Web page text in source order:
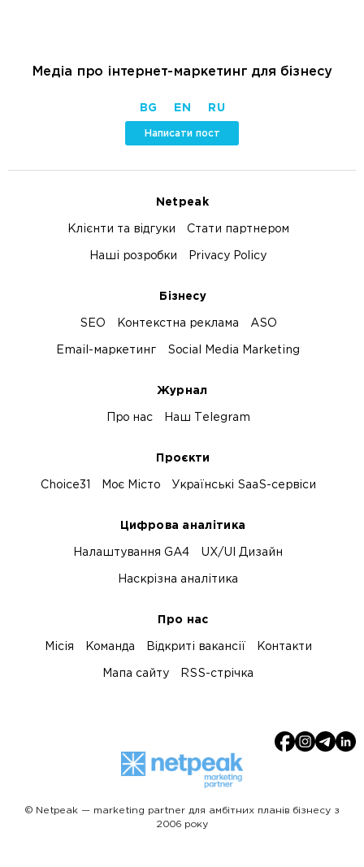
Медіа про інтернет-маркетинг для бізнесу
BG EN RU
Написати пост
Netpeak
Клієнти та відгуки Стати партнером
Наші розробки Privacy Policy
Бізнесу
SEO Контекстна реклама ASO
Email-маркетинг Social Media Marketing
Журнал
Про нас Наш Telegram
Проєкти
Choice31 Моє Місто Українські SaaS-сервіси
Цифрова аналітика
Налаштування GA4 UX/UI Дизайн
Наскрізна аналітика
Про нас
Місія Команда Відкриті вакансії Контакти
Мапа сайту RSS-стрічка
© Netpeak — marketing partner для амбітних планів бізнесу з
2006 року